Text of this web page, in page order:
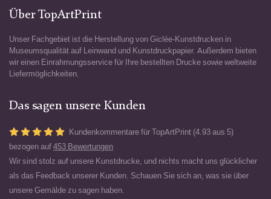
Über TopArtPrint
Unser Fachgebiet ist die Herstellung von Giclée-Kunstdrucken in
Museumsqualität auf Leinwand und Kunstdruckpapier. Außerdem bieten
wir einen Einrahmungsservice für Ihre bestellten Drucke sowie weltweite
Liefermöglichkeiten.
Das sagen unsere Kunden
Kundenkommentare für TopArtPrint (4.93 aus 5)
bezogen auf 453 Bewertungen
Wir sind stolz auf unsere Kunstdrucke, und nichts macht uns glücklicher
als das Feedback unserer Kunden. Schauen Sie sich an, was sie über
unsere Gemälde zu sagen haben.